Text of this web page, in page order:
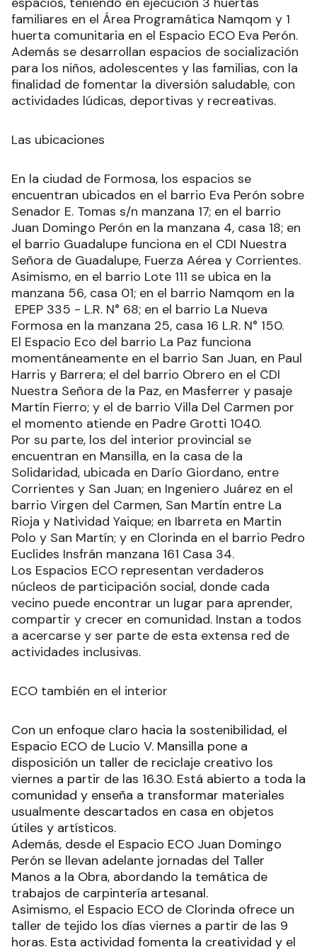
familiares en el Área Programática Namqom y 1
huerta comunitaria en el Espacio ECO Eva Perón.
Además se desarrollan espacios de socialización
para los niños, adolescentes y las familias, con la
finalidad de fomentar la diversión saludable, con
actividades lúdicas, deportivas y recreativas.
Las ubicaciones
En la ciudad de Formosa, los espacios se
encuentran ubicados en el barrio Eva Perón sobre
Senador E. Tomas s/n manzana 17; en el barrio
Juan Domingo Perón en la manzana 4, casa 18; en
el barrio Guadalupe funciona en el CDI Nuestra
Señora de Guadalupe, Fuerza Aérea y Corrientes.
Asimismo, en el barrio Lote 111 se ubica en la
manzana 56, casa 01; en el barrio Namqom en la
EPEP 335 - L.R. N° 68; en el barrio La Nueva
Formosa en la manzana 25, casa 16 L.R. N° 150.
El Espacio Eco del barrio La Paz funciona
momentáneamente en el barrio San Juan, en Paul
Harris y Barrera; el del barrio Obrero en el CDI
Nuestra Señora de la Paz, en Masferrer y pasaje
Martín Fierro; y el de barrio Villa Del Carmen por
el momento atiende en Padre Grotti 1040.
Por su parte, los del interior provincial se
encuentran en Mansilla, en la casa de la
Solidaridad, ubicada en Darío Giordano, entre
Corrientes y San Juan; en Ingeniero Juárez en el
barrio Virgen del Carmen, San Martín entre La
Rioja y Natividad Yaique; en Ibarreta en Martin
Polo y San Martín; y en Clorinda en el barrio Pedro
Euclides Insfrán manzana 161 Casa 34.
Los Espacios ECO representan verdaderos
núcleos de participación social, donde cada
vecino puede encontrar un lugar para aprender,
compartir y crecer en comunidad. Instan a todos
a acercarse y ser parte de esta extensa red de
actividades inclusivas.
ECO también en el interior
Con un enfoque claro hacia la sostenibilidad, el
Espacio ECO de Lucio V. Mansilla pone a
disposición un taller de reciclaje creativo los
viernes a partir de las 16.30. Está abierto a toda la
comunidad y enseña a transformar materiales
usualmente descartados en casa en objetos
útiles y artísticos.
Además, desde el Espacio ECO Juan Domingo
Perón se llevan adelante jornadas del Taller
Manos a la Obra, abordando la temática de
trabajos de carpintería artesanal.
Asimismo, el Espacio ECO de Clorinda ofrece un
taller de tejido los días viernes a partir de las 9
horas. Esta actividad fomenta la creatividad y el